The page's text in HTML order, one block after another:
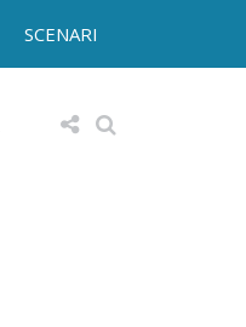
SCENARI